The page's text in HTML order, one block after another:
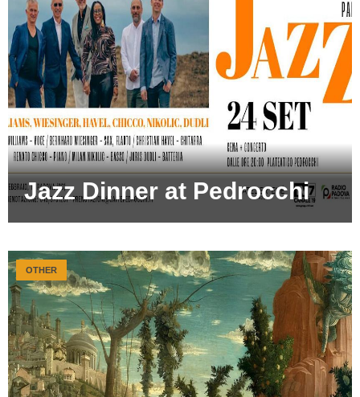
Jazz Dinner at Pedrocchi
OTHER